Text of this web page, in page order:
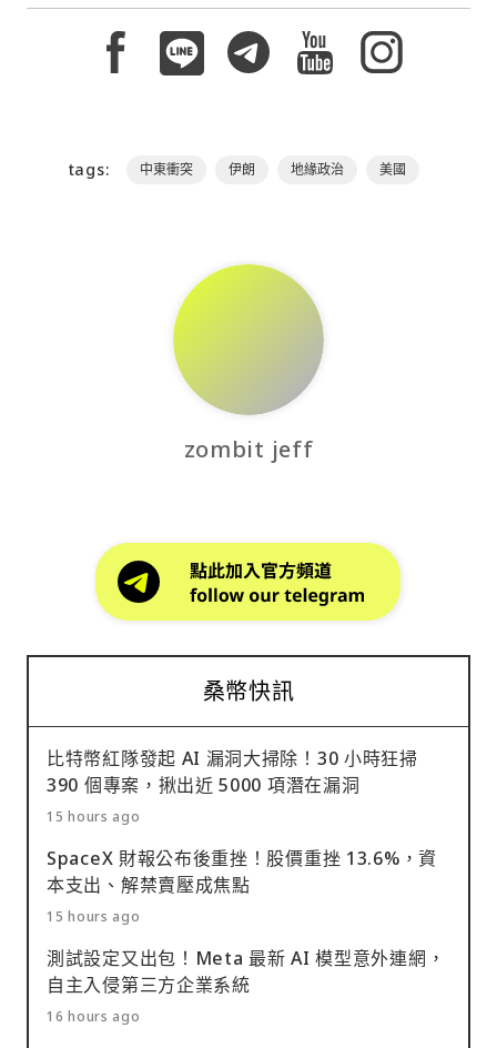
tags: 中東衝突 伊朗 地緣政治 美國
zombit jeff
桑幣快訊
比特幣紅隊發起 AI 漏洞大掃除！30 小時狂掃
390 個專案，揪出近 5000 項潛在漏洞
15 hours ago
SpaceX 財報公布後重挫！股價重挫 13.6%，資
本支出、解禁賣壓成焦點
15 hours ago
測試設定又出包！Meta 最新 AI 模型意外連網，
自主入侵第三方企業系統
16 hours ago